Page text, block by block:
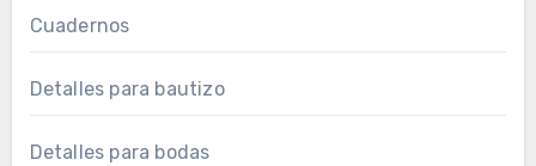
Cuadernos
Detalles para bautizo
Detalles para bodas